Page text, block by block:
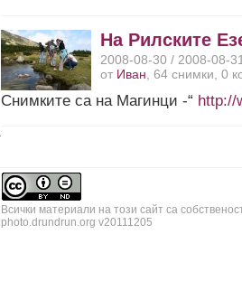
На Рилските
2008-08-30 / 2008-08-
от Иван , 64 снимки, 0
Снимките са на Магинци -“ http://
Всички материали на този сайт са
photo.drundrun.org v20111205